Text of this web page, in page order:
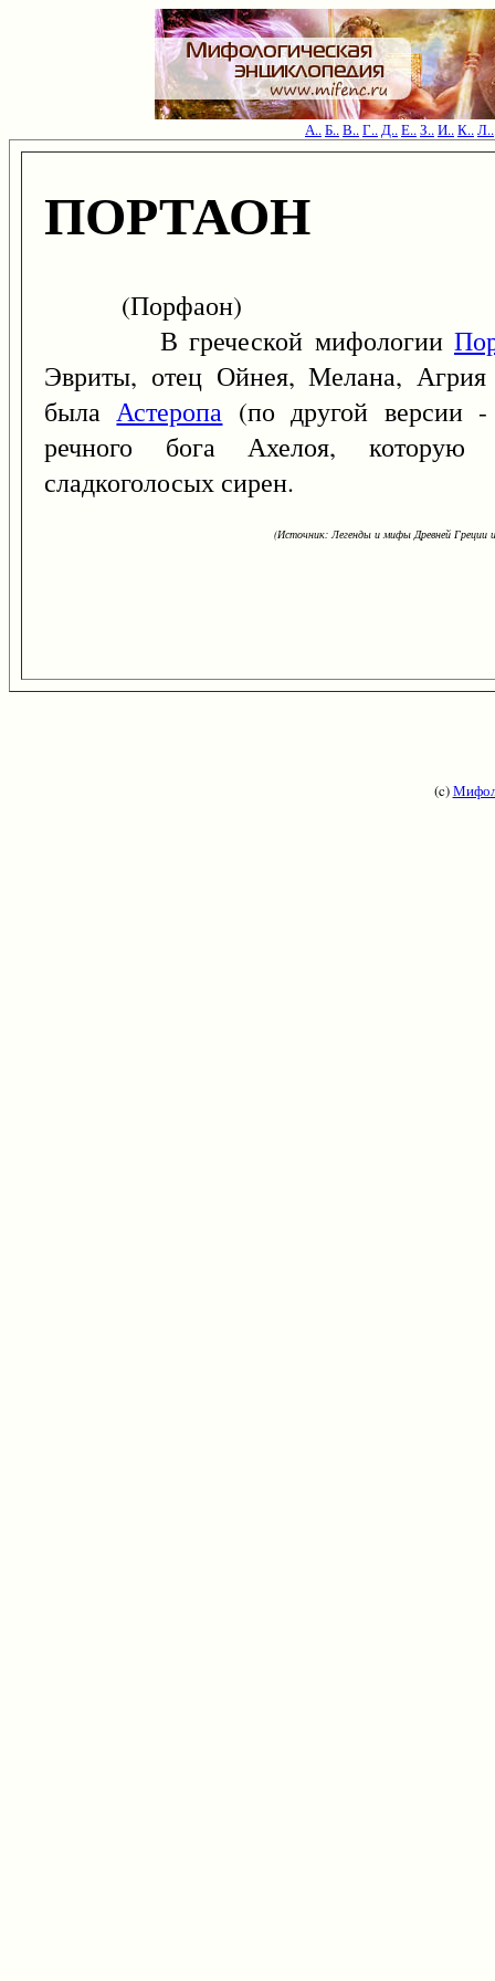
А..Б..В..Г..Д..Е..З..И..К..Л..
ПОРТАОН
(Порфаон)
В греческой мифологии
Эвриты, отец Ойнея, Мелана,
былаАстеропа (по другой версии
речного бога Ахелоя, которую
сладкоголосых сирен.
(Источник: Легенды и мифы Древней
(c)